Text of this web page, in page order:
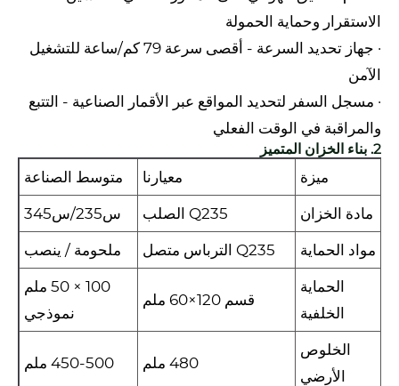
الاستقرار وحماية الحمولة
· جهاز تحديد السرعة - أقصى سرعة 79 كم/ساعة للتشغيل
الآمن
· مسجل السفر لتحديد المواقع عبر الأقمار الصناعية - التتبع
والمراقبة في الوقت الفعلي
2. بناء الخزان المتميز
ميزة معيارنا متوسط ​​الصناعة
مادة الخزان Q235 الصلب س235/س345
مواد الحماية Q235 الترباس متصل ملحومة / ينصب
الحماية
الخلفية
قسم 120×60 ملم
100 × 50 ملم
نموذجي
الخلوص
الأرضي
480 ملم 450-500 ملم